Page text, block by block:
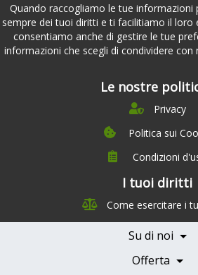
Quando raccogliamo le tue
sempre dei tuoi diritti e ti facilitiamo il loro
consentiamo anche di gestire le tue
informazioni che scegli di condividere
Le nostre
Privacy
Politica sui
Condizioni
I tuoi diritti
Come esercitare i
Su di noi
Management
Team Nutrizione
Offerta
Testimonials
Servizi e Tariffe
Medici e